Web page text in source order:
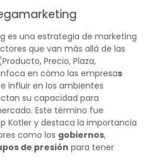
es una estrategia de marketing
que van más allá de las
Precio, Plaza,
en cómo las empresas
influir en los ambientes
su capacidad para
Este término fue
Kotler y destaca la importancia
como los gobiernos,
de presión para tener